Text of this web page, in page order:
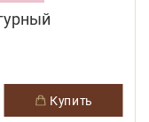
купить